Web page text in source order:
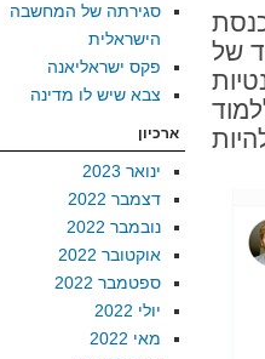
של
סגירתה של המחשבה
הישראלית
פקס ישראליאנה
צבא שיש לו מדינה
ארכיון
ינואר 2023
דצמבר 2022
נובמבר 2022
אוקטובר 2022
ספטמבר 2022
יולי 2022
מאי 2022